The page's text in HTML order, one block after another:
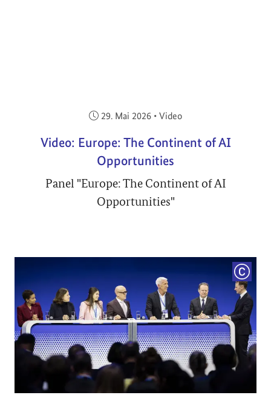
Veröffentlicht am:
29. Mai 2026 • Video
Video: Europe: The Continent of AI
Opportunities
Panel "Europe: The Continent of AI
Opportunities"